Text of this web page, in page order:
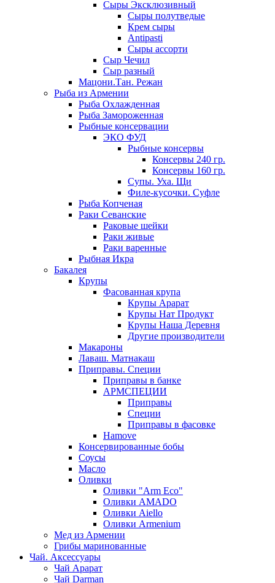
Сыры Эксклюзивный
Сыры полутведые
Крем сыры
Antipasti
Сыры ассорти
Сыр Чечил
Сыр разный
Мацони.Тан. Режан
Рыба из Армении
Рыба Охлажденная
Рыба Замороженная
Рыбные консервации
ЭКО ФУД
Рыбные консервы
Консервы 240 гр.
Консервы 160 гр.
Супы. Уха. Щи
Филе-кусочки. Суфле
Рыба Копченая
Раки Севанские
Раковые шейки
Раки живые
Раки варенные
Рыбная Икра
Бакалея
Крупы
Фасованная крупа
Крупы Арарат
Крупы Нат Продукт
Крупы Наша Деревня
Другие производители
Макароны
Лаваш. Матнакаш
Приправы. Специи
Приправы в банке
АРМСПЕЦИИ
Приправы
Специи
Приправы в фасовке
Hamove
Консервированные бобы
Соусы
Масло
Оливки
Оливки "Arm Eco"
Оливки AMADO
Оливки Aiello
Оливки Armenium
Мед из Армении
Грибы маринованные
Чай. Аксессуары
Чай Арарат
Чай Darman